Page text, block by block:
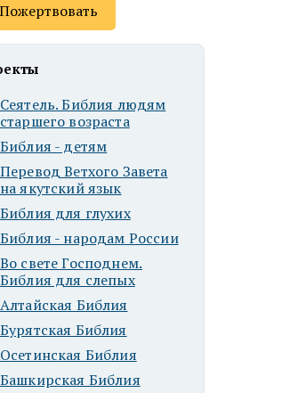
Пожертвовать
Сеятель. Библия людям
старшего возраста
Библия - детям
Перевод Ветхого Завета
на якутский язык
Библия для глухих
Библия - народам России
Во свете Господнем.
Библия для слепых
Алтайская Библия
Бурятская Библия
Осетинская Библия
Башкирская Библия